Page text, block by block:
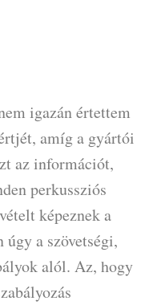
igazán értettem
amíg a gyártói
az információt,
perkussziós
képeznek a
úgy a szövetségi,
alól. Az, hogy